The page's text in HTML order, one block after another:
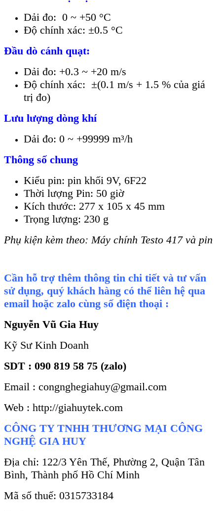
Dải đo: 0 ~ +50 °C
Độ chính xác: ±0.5 °C
Đầu dò cánh quạt:
Dải đo: +0.3 ~ +20 m/s
Độ chính xác: ±(0.1 m/s + 1.5 % của giá
trị đo)
Lưu lượng dòng khí
Dải đo: 0 ~ +99999 m³/h
Thông số chung
Kiểu pin: pin khối 9V, 6F22
Thời lượng Pin: 50 giờ
Kích thước: 277 x 105 x 45 mm
Trọng lượng: 230 g
Phụ kiện kèm theo: Máy chính Testo 417 và pin
Cần hỗ trợ thêm thông tin chi tiết và tư vấn
sử dụng, quý khách hàng có thể liên hệ qua
email hoặc zalo cùng số điện thoại :
Nguyễn Vũ Gia Huy
Kỹ Sư Kinh Doanh
SDT : 090 819 58 75 (zalo)
Email : congnghegiahuy@gmail.com
Web : http://giahuytek.com
CÔNG TY TNHH THƯƠNG MẠI CÔNG
NGHỆ GIA HUY
Địa chỉ: 122/3 Yên Thế, Phường 2, Quận Tân
Bình, Thành phố Hồ Chí Minh
Mã số thuế: 0315733184